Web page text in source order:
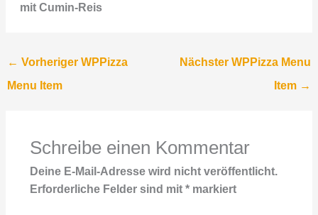
mit Cumin-Reis
← Vorheriger WPPizza
Menu Item
Nächster WPPizza Menu
Item →
Schreibe einen Kommentar
Deine E-Mail-Adresse wird nicht veröffentlicht.
Erforderliche Felder sind mit *markiert